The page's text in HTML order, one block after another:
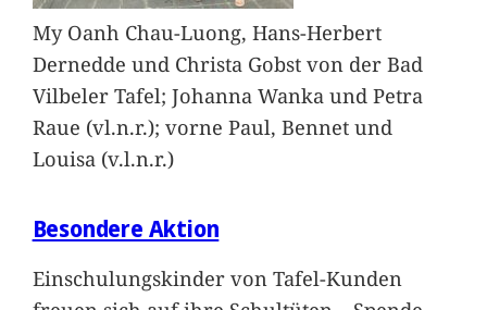
My Oanh Chau-Luong, Hans-Herbert
Dernedde und Christa Gobst von der Bad
Vilbeler Tafel; Johanna Wanka und Petra
Raue (vl.n.r.); vorne Paul, Bennet und
Louisa (v.l.n.r.)
Besondere Aktion
Einschulungskinder von Tafel-Kunden